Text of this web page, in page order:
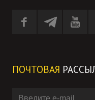
ПОЧТОВАЯ